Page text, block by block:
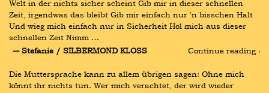
Welt in der nichts sicher scheint Gib mir in dieser schnellen
Zeit, irgendwas das bleibt Gib mir einfach nur 'n bisschen Halt
Und wieg mich einfach nur in Sicherheit Hol mich aus dieser
schnellen Zeit Nimm …
― Stefanie / SILBERMOND KLOSS
Continue reading ›
Die Muttersprache kann zu allem übrigen sagen: Ohne mich
könnt ihr nichts tun. Wer mich verachtet, der wird wieder